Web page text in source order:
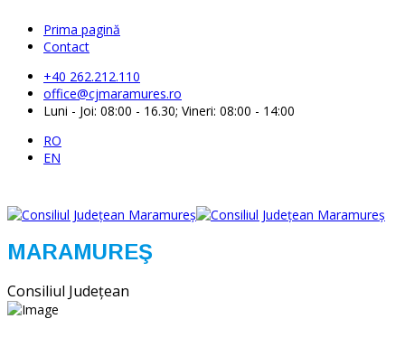
Prima pagină
Contact
+40 262.212.110
office@cjmaramures.ro
Luni - Joi: 08:00 - 16.30; Vineri: 08:00 - 14:00
RO
EN
MARAMUREŞ
Consiliul Judeţean